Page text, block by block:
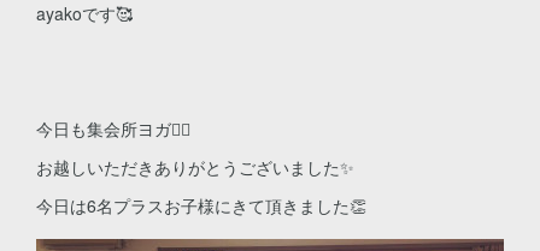
ayakoです🥰
今日も集会所ヨガ🧘‍♀️
お越しいただきありがとうございました✨
今日は6名プラスお子様にきて頂きました👏